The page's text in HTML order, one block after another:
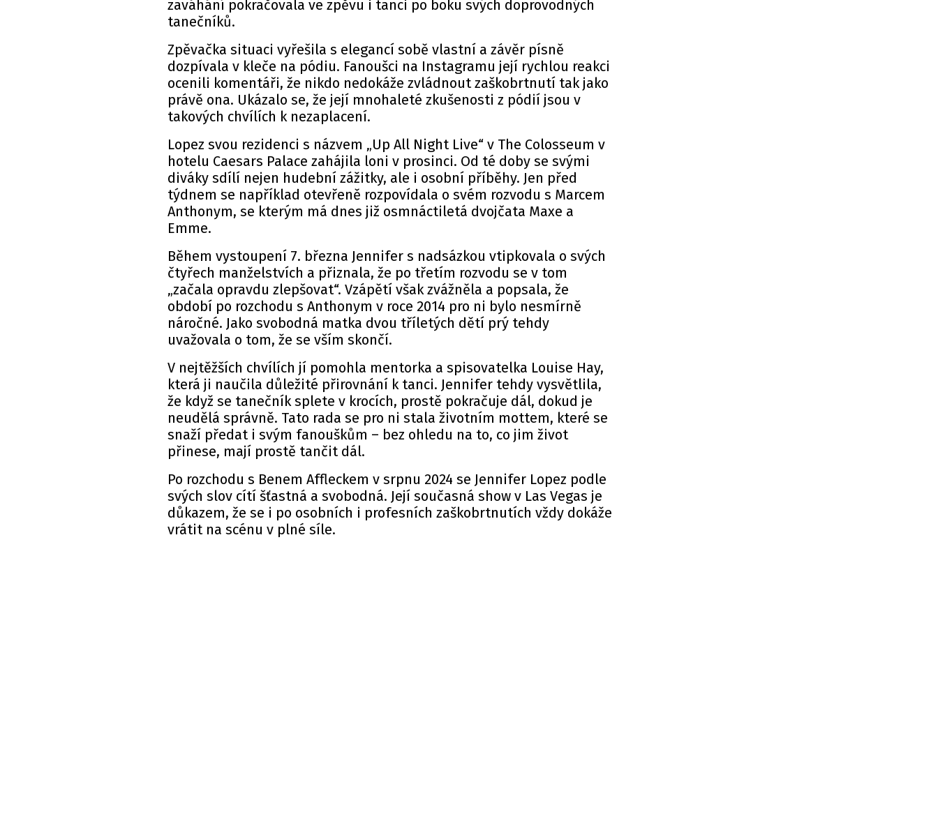
zaváhání pokračovala ve zpěvu i tanci po boku svých doprovodných
tanečníků.
Zpěvačka situaci vyřešila s elegancí sobě vlastní a závěr písně
dozpívala v kleče na pódiu. Fanoušci na Instagramu její rychlou reakci
ocenili komentáři, že nikdo nedokáže zvládnout zaškobrtnutí tak jako
právě ona. Ukázalo se, že její mnohaleté zkušenosti z pódií jsou v
takových chvílích k nezaplacení.
Lopez svou rezidenci s názvem „Up All Night Live“ v The Colosseum v
hotelu Caesars Palace zahájila loni v prosinci. Od té doby se svými
diváky sdílí nejen hudební zážitky, ale i osobní příběhy. Jen před
týdnem se například otevřeně rozpovídala o svém rozvodu s Marcem
Anthonym, se kterým má dnes již osmnáctiletá dvojčata Maxe a
Emme.
Během vystoupení 7. března Jennifer s nadsázkou vtipkovala o svých
čtyřech manželstvích a přiznala, že po třetím rozvodu se v tom
„začala opravdu zlepšovat“. Vzápětí však zvážněla a popsala, že
období po rozchodu s Anthonym v roce 2014 pro ni bylo nesmírně
náročné. Jako svobodná matka dvou tříletých dětí prý tehdy
uvažovala o tom, že se vším skončí.
V nejtěžších chvílích jí pomohla mentorka a spisovatelka Louise Hay,
která ji naučila důležité přirovnání k tanci. Jennifer tehdy vysvětlila,
že když se tanečník splete v krocích, prostě pokračuje dál, dokud je
neudělá správně. Tato rada se pro ni stala životním mottem, které se
snaží předat i svým fanouškům – bez ohledu na to, co jim život
přinese, mají prostě tančit dál.
Po rozchodu s Benem Affleckem v srpnu 2024 se Jennifer Lopez podle
svých slov cítí šťastná a svobodná. Její současná show v Las Vegas je
důkazem, že se i po osobních i profesních zaškobrtnutích vždy dokáže
vrátit na scénu v plné síle.